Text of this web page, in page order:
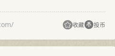
收藏 投币